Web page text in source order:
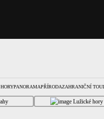
PANORAMAPŘÍRODAZAHRANIČNÍ